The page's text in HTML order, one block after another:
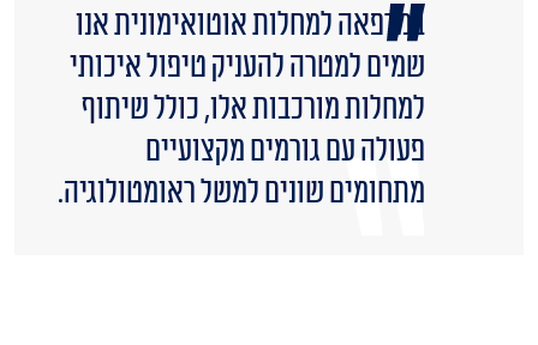
במרפאה למחלות אוטואימונית אנו
שמים למטרה להעניק טיפול איכותי
למחלות מורכבות אלו, כולל שיתוף
פעולה עם גורמים מקצועיים
מתחומים שונים למשל ראומטולוגיה.